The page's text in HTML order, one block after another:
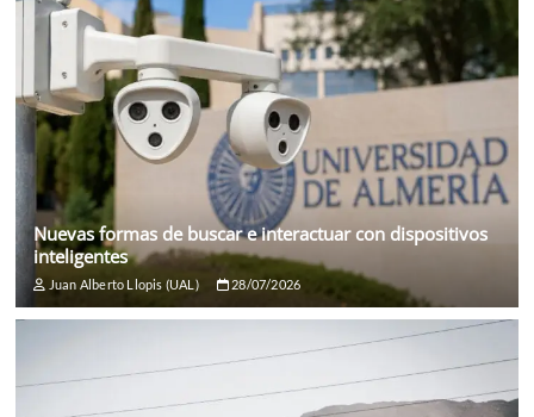
Nuevas formas de buscar e interactuar con dispositivos
inteligentes
Juan Alberto Llopis (UAL) 28/07/2026